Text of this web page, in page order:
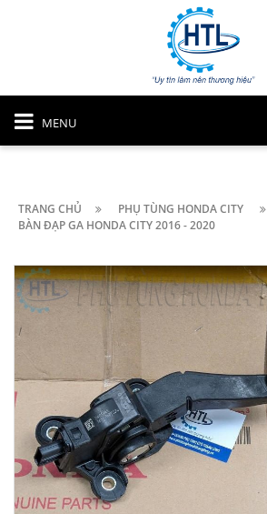
MENU
TRANG CHỦ
PHỤ TÙNG HONDA CITY
BÀN ĐẠP GA HONDA CITY 2016 - 2020